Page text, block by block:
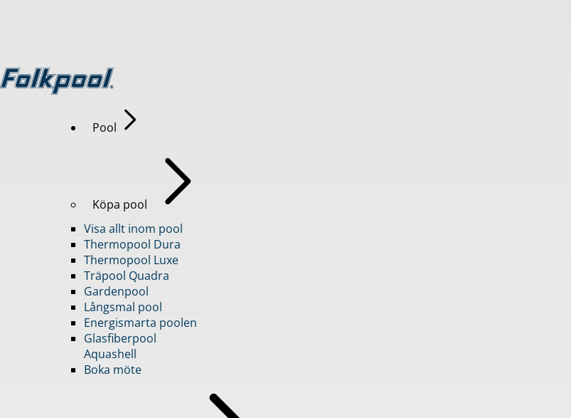
Pool
Köpa pool
Visa allt inom pool
Thermopool Dura
Thermopool Luxe
Träpool Quadra
Gardenpool
Långsmal pool
Energismarta poolen
Glasfiberpool
Aquashell
Boka möte